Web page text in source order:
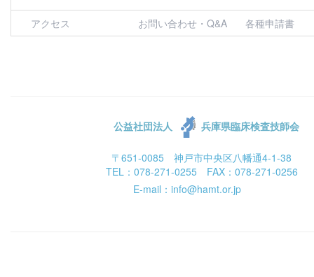
アクセス お問い合わせ・Q&A 各種申請書
公益社団法人 兵庫県臨床検査技師会
〒651-0085 神戸市中央区八幡通4-1-38
TEL：078-271-0255 FAX：078-271-0256
E-mail：info@hamt.or.jp